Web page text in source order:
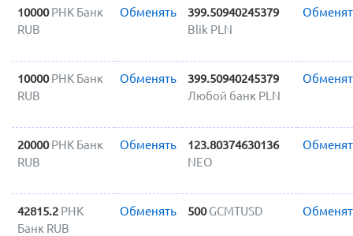
10000 РНК Банк
RUB
Обменять
399.50940245379
Blik PLN
10000 РНК Банк
RUB
Обменять
399.50940245379
Любой банк PLN
20000 РНК Банк
RUB
Обменять
123.80374630136
NEO
42815.2 РНК
Банк RUB
Обменять 500 GCMTUSD